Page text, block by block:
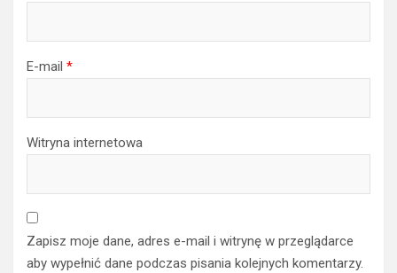
E-mail *
Witryna internetowa
Zapisz moje dane, adres e-mail i witrynę w przeglądarce
aby wypełnić dane podczas pisania kolejnych komentarzy.